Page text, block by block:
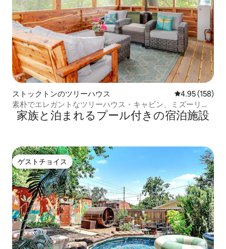
ストックトンのツリーハウス レビュー158
4.95 (158)
素朴でエレガントなツリーハウス・キャビン、ミズーリ州
ストックトンレイク
家族と泊まれるプール付きの宿泊施設
ゲストチョイス
ゲストチョイス